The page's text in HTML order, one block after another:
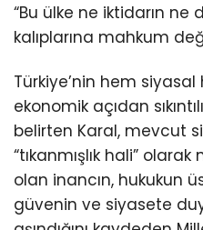
“Bu ülke ne iktidarın
kalıplarına mahkum
Türkiye’nin hem
ekonomik açıdan
belirten Karal, mevcut
“tıkanmışlık hali”
olan inancın, hukukun
güvenin ve siyasete